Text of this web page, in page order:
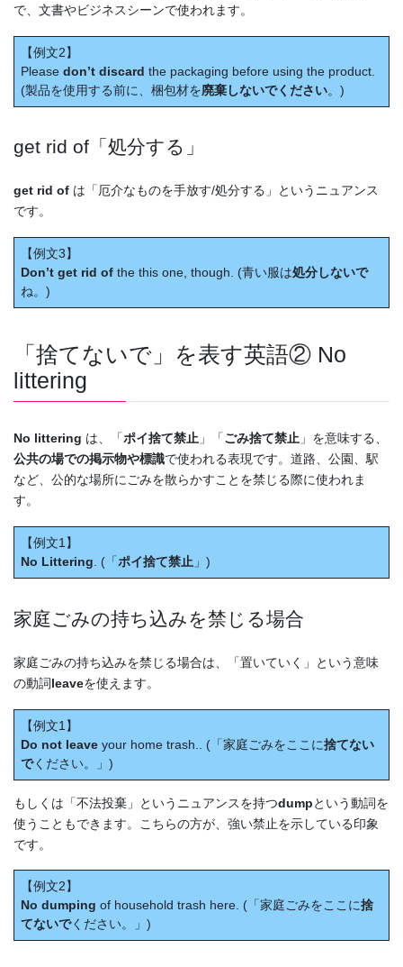
で、文書やビジネスシーンで使われます。
【例文2】
Please don’t discard the packaging before using the product.
(製品を使用する前に、梱包材を廃棄しないでください。)
get rid of「処分する」
get rid of は「厄介なものを手放す/処分する」というニュアンス
です。
【例文3】
Don’t get rid of the this one, though. (青い服は処分しないで
ね。)
「捨てないで」を表す英語② No
littering
No littering は、「ポイ捨て禁止 」「ごみ捨て禁止 」を意味する、
公共の場での掲示物や標識で使われる表現です。道路、公園、駅
など、公的な場所にごみを散らかすことを禁じる際に使われま
す。
【例文1】
No Littering . (「ポイ捨て禁止 」)
家庭ごみの持ち込みを禁じる場合
家庭ごみの持ち込みを禁じる場合は、「置いていく」という意味
の動詞leaveを使えます。
【例文1】
Do not leave your home trash.. (「家庭ごみをここに捨てない
でください。」)
もしくは「不法投棄」というニュアンスを持つdumpという動詞を
使うこともできます。こちらの方が、強い禁止を示している印象
です。
【例文2】
No dumping of household trash here. (「家庭ごみをここに捨
てないでください。」)